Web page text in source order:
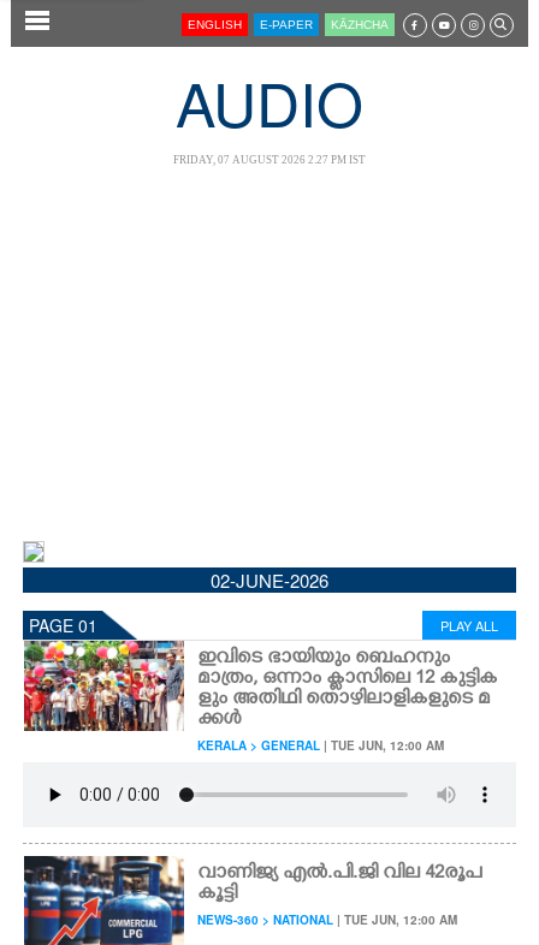
SECTIONS
CINEMA
OPINION
PHOTOS
INFO+
ENGLISH E-PAPER KĀZHCHA
AUDIO
FRIDAY, 07 AUGUST 2026 2.27 PM IST
02-JUNE-2026
PAGE 01 PLAY ALL
ഇവിടെ ഭായിയും ബെഹനും
മാത്രം, ഒന്നാം ക്ലാസിലെ 12 കുട്ടിക
ളും അതിഥി തൊഴിലാളികളുടെ മ
ക്കൾ
KERALA > GENERAL | TUE JUN, 12:00 AM
വാണിജ്യ എൽ.പി.ജി വില 42രൂപ
കൂട്ടി
NEWS-360 > NATIONAL | TUE JUN, 12:00 AM